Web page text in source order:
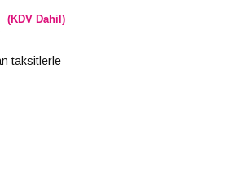
(KDV Dahil)
taksitlerle